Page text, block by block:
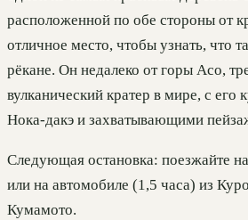
расположенной по обе стороны от
отличное место, чтобы узнать, что
рёкане. Он недалеко от горы Асо,
вулканический кратер в мире, с
Нока-дакэ и захватывающими
Следующая остановка: поезжайте
или на автомобиле (1,5 часа) из
Кумамото.